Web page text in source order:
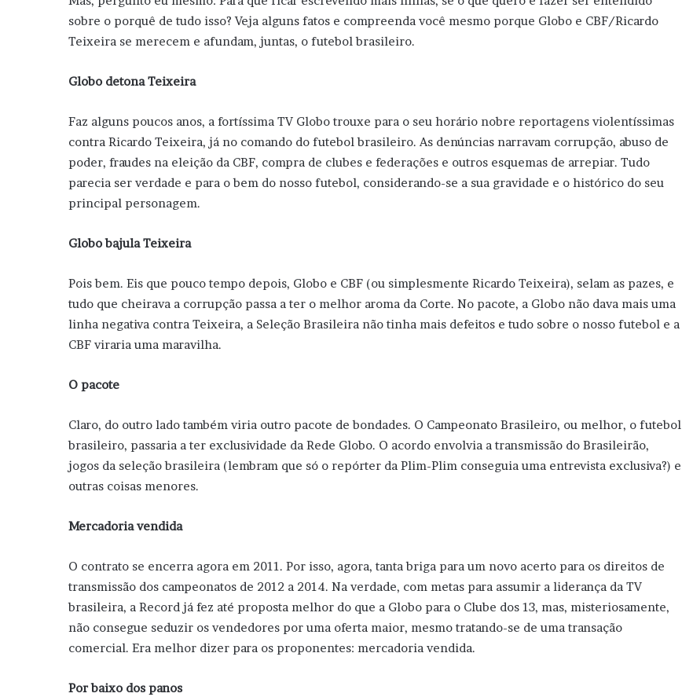
sobre o porquê de tudo isso? Veja alguns fatos e compreenda você mesmo porque Globo e CBF/Ricardo
Teixeira se merecem e afundam, juntas, o futebol brasileiro.
Globo detona Teixeira
Faz alguns poucos anos, a fortíssima TV Globo trouxe para o seu horário nobre reportagens violentíssimas
contra Ricardo Teixeira, já no comando do futebol brasileiro. As denúncias narravam corrupção, abuso de
poder, fraudes na eleição da CBF, compra de clubes e federações e outros esquemas de arrepiar. Tudo
parecia ser verdade e para o bem do nosso futebol, considerando-se a sua gravidade e o histórico do seu
principal personagem.
Globo bajula Teixeira
Pois bem. Eis que pouco tempo depois, Globo e CBF (ou simplesmente Ricardo Teixeira), selam as pazes, e
tudo que cheirava a corrupção passa a ter o melhor aroma da Corte. No pacote, a Globo não dava mais uma
linha negativa contra Teixeira, a Seleção Brasileira não tinha mais defeitos e tudo sobre o nosso futebol e a
CBF viraria uma maravilha.
O pacote
Claro, do outro lado também viria outro pacote de bondades. O Campeonato Brasileiro, ou melhor, o futebol
brasileiro, passaria a ter exclusividade da Rede Globo. O acordo envolvia a transmissão do Brasileirão,
jogos da seleção brasileira (lembram que só o repórter da Plim-Plim conseguia uma entrevista exclusiva?) e
outras coisas menores.
Mercadoria vendida
O contrato se encerra agora em 2011. Por isso, agora, tanta briga para um novo acerto para os direitos de
transmissão dos campeonatos de 2012 a 2014. Na verdade, com metas para assumir a liderança da TV
brasileira, a Record já fez até proposta melhor do que a Globo para o Clube dos 13, mas, misteriosamente,
não consegue seduzir os vendedores por uma oferta maior, mesmo tratando-se de uma transação
comercial. Era melhor dizer para os proponentes: mercadoria vendida.
Por baixo dos panos